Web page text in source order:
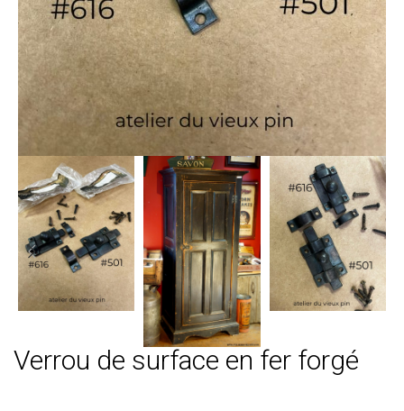
Verrou de surface en fer forgé